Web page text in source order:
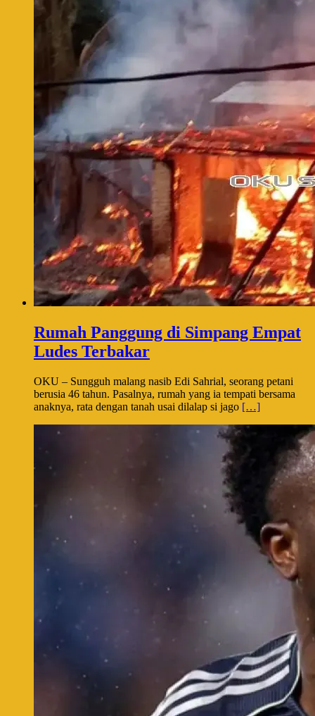
Rumah Panggung di Simpang Empat
Ludes Terbakar
OKU – Sungguh malang nasib Edi Sahrial, seorang petani
berusia 46 tahun. Pasalnya, rumah yang ia tempati bersama
anaknya, rata dengan tanah usai dilalap si jago […]